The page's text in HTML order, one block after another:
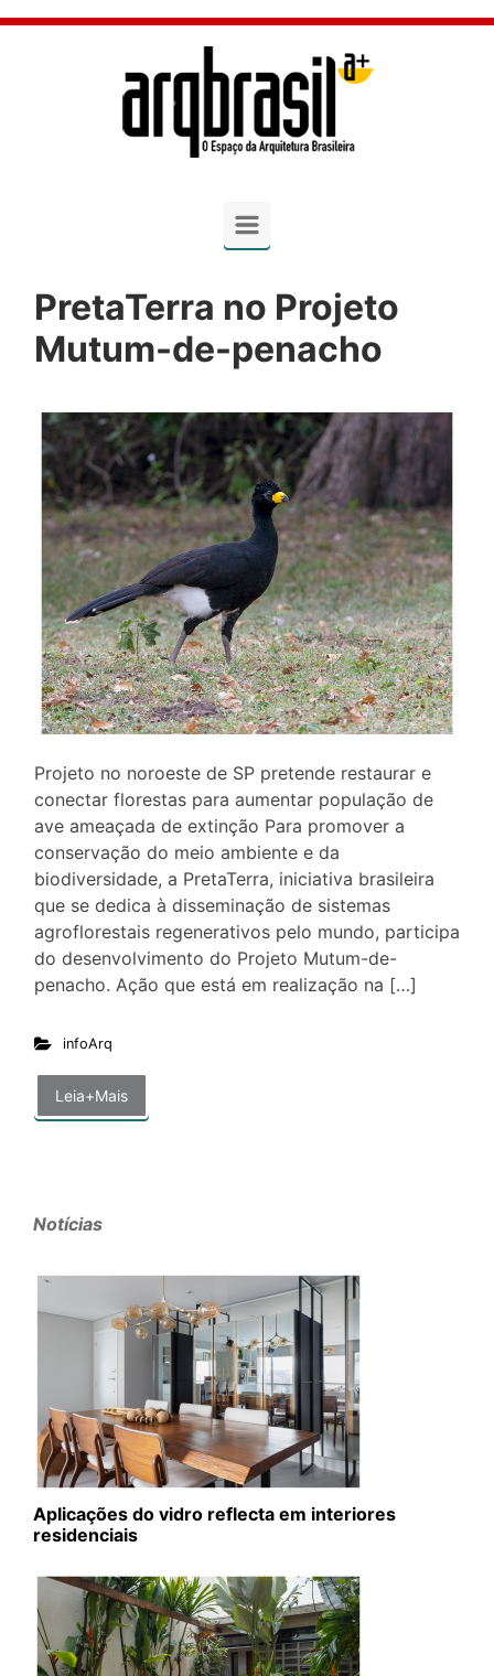
Skip to main content
PretaTerra no Projeto
Mutum-de-penacho
Projeto no noroeste de SP pretende restaurar e
conectar florestas para aumentar população de
ave ameaçada de extinção Para promover a
conservação do meio ambiente e da
biodiversidade, a PretaTerra, iniciativa brasileira
que se dedica à disseminação de sistemas
agroflorestais regenerativos pelo mundo, participa
do desenvolvimento do Projeto Mutum-de-
penacho. Ação que está em realização na […]
infoArq
Leia+Mais
Notícias
Aplicações do vidro reflecta em interiores
residenciais